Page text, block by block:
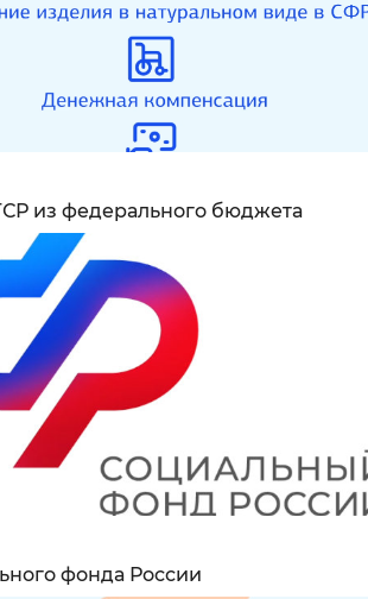
из федерального бюджета
фонда России